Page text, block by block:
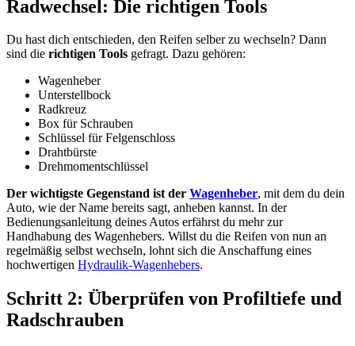
Radwechsel: Die richtigen Tools
Du hast dich entschieden, den Reifen selber zu wechseln? Dann
sind die richtigen Tools gefragt. Dazu gehören:
Wagenheber
Unterstellbock
Radkreuz
Box für Schrauben
Schlüssel für Felgenschloss
Drahtbürste
Drehmomentschlüssel
Der wichtigste Gegenstand ist der Wagenheber, mit dem du dein
Auto, wie der Name bereits sagt, anheben kannst. In der
Bedienungsanleitung deines Autos erfährst du mehr zur
Handhabung des Wagenhebers. Willst du die Reifen von nun an
regelmäßig selbst wechseln, lohnt sich die Anschaffung eines
hochwertigen Hydraulik-Wagenhebers.
Schritt 2: Überprüfen von Profiltiefe und
Radschrauben